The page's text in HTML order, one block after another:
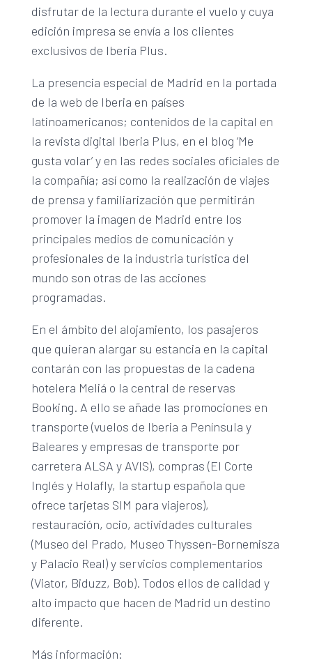
disfrutar de la lectura durante el vuelo y cuya
edición impresa se envía a los clientes
exclusivos de Iberia Plus.
La presencia especial de Madrid en la portada
de la web de Iberia en países
latinoamericanos; contenidos de la capital en
la revista digital Iberia Plus, en el blog ‘Me
gusta volar’ y en las redes sociales oficiales de
la compañía; así como la realización de viajes
de prensa y familiarización que permitirán
promover la imagen de Madrid entre los
principales medios de comunicación y
profesionales de la industria turística del
mundo son otras de las acciones
programadas.
En el ámbito del alojamiento, los pasajeros
que quieran alargar su estancia en la capital
contarán con las propuestas de la cadena
hotelera Meliá o la central de reservas
Booking. A ello se añade las promociones en
transporte (vuelos de Iberia a Península y
Baleares y empresas de transporte por
carretera ALSA y AVIS), compras (El Corte
Inglés y Holafly, la startup española que
ofrece tarjetas SIM para viajeros),
restauración, ocio, actividades culturales
(Museo del Prado, Museo Thyssen-Bornemisza
y Palacio Real) y servicios complementarios
(Viator, Biduzz, Bob). Todos ellos de calidad y
alto impacto que hacen de Madrid un destino
diferente.
Más información: